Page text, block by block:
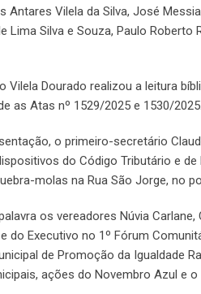
Antares Vilela da Silva, José
Lima Silva e Souza, Paulo
Vilela Dourado realizou a leitura
as Atas nº 1529/2025 e 1530/2025.
o primeiro-secretário
do Código Tributário e
molas na Rua São Jorge, no
os vereadores Núvia
do Executivo no 1º Fórum
de Promoção da Igualdade
ações do Novembro Azul e